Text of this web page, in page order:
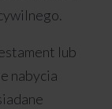
lub
nabycia